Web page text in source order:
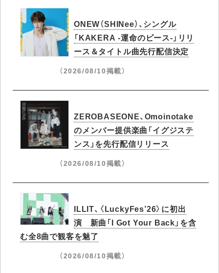
ONEW（SHINee）、シングル
「KAKERA -運命のピース-」リリ
ース＆タイトル曲先行配信決定
（2026/08/10掲載）
ZEROBASEONE、Omoinotake
のメンバー提供楽曲「イグジステ
ンス」を先行配信リリース
（2026/08/10掲載）
ILLIT、〈LuckyFes’26〉に初出
演 新曲「I Got Your Back」を含
む全8曲で観客を魅了
（2026/08/10掲載）